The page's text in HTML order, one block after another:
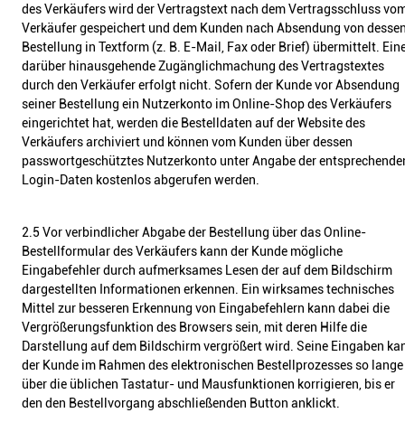
des Verkäufers wird der Vertragstext nach dem Vertragsschluss
Verkäufer gespeichert und dem Kunden nach Absendung von
Bestellung in Textform (z. B. E-Mail, Fax oder Brief) übermittelt.
darüber hinausgehende Zugänglichmachung des Vertragstextes
durch den Verkäufer erfolgt nicht. Sofern der Kunde vor Absendung
seiner Bestellung ein Nutzerkonto im Online-Shop des Verkäufers
eingerichtet hat, werden die Bestelldaten auf der Website des
Verkäufers archiviert und können vom Kunden über dessen
passwortgeschütztes Nutzerkonto unter Angabe der
Login-Daten kostenlos abgerufen werden.
2.5 Vor verbindlicher Abgabe der Bestellung über das Online-
Bestellformular des Verkäufers kann der Kunde mögliche
Eingabefehler durch aufmerksames Lesen der auf dem Bildschirm
dargestellten Informationen erkennen. Ein wirksames technisches
Mittel zur besseren Erkennung von Eingabefehlern kann dabei die
Vergrößerungsfunktion des Browsers sein, mit deren Hilfe die
Darstellung auf dem Bildschirm vergrößert wird. Seine Eingaben
der Kunde im Rahmen des elektronischen Bestellprozesses so lange
über die üblichen Tastatur- und Mausfunktionen korrigieren, bis er
den den Bestellvorgang abschließenden Button anklickt.